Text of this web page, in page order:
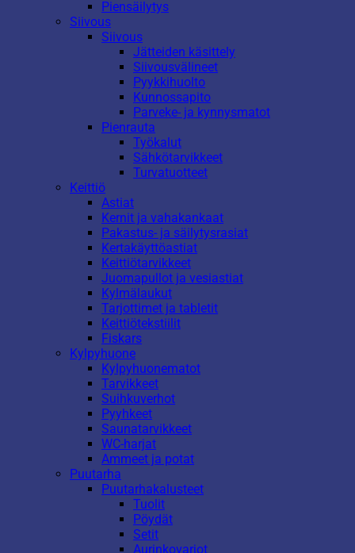
Piensäilytys
Siivous
Siivous
Jätteiden käsittely
Siivousvälineet
Pyykkihuolto
Kunnossapito
Parveke- ja kynnysmatot
Pienrauta
Työkalut
Sähkötarvikkeet
Turvatuotteet
Keittiö
Astiat
Kernit ja vahakankaat
Pakastus- ja säilytysrasiat
Kertakäyttöastiat
Keittiötarvikkeet
Juomapullot ja vesiastiat
Kylmälaukut
Tarjottimet ja tabletit
Keittiötekstiilit
Fiskars
Kylpyhuone
Kylpyhuonematot
Tarvikkeet
Suihkuverhot
Pyyhkeet
Saunatarvikkeet
WC-harjat
Ammeet ja potat
Puutarha
Puutarhakalusteet
Tuolit
Pöydät
Setit
Aurinkovarjot